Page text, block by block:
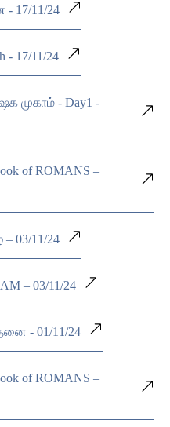
- 17/11/24
- 17/11/24
முகாம் - Day1 -
of ROMANS –
– 03/11/24
– 03/11/24
- 01/11/24
of ROMANS –